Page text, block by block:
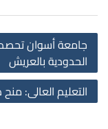
جامعة أسوان تحصد
الحدودية بالعريش
التعليم العالى: